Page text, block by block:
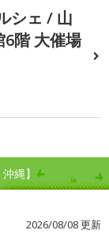
シェ / 山
6階 大催場
縄】
2026/08/08 更新